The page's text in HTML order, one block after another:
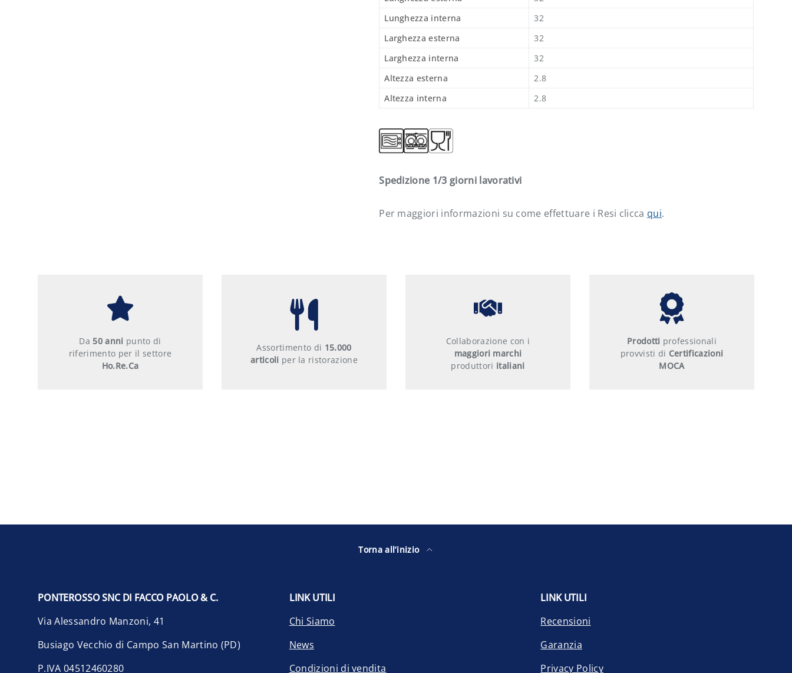
Lunghezza interna
32
Larghezza esterna
32
Larghezza interna
32
Altezza esterna
2.8
Altezza interna
2.8
Spedizione 1/3 giorni lavorativi
Per maggiori informazioni su come effettuare i Resi clicca qui.
Da 50 anni punto di
riferimento per il settore
Ho.Re.Ca
Assortimento di 15.000
articoli per la ristorazione
Collaborazione con i
maggiori marchi
produttori italiani
Prodotti professionali
provvisti di Certificazioni
MOCA
Sei un'azienda?
Registrati per personalizzare fatturazione e consegne
Registra la tua azienda
Torna all’inizio
PONTEROSSO SNC DI FACCO PAOLO & C.
Via Alessandro Manzoni, 41
Busiago Vecchio di Campo San Martino (PD)
P.IVA 04512460280
LINK UTILI
Chi Siamo
News
Condizioni di vendita
LINK UTILI
Recensioni
Garanzia
Privacy Policy